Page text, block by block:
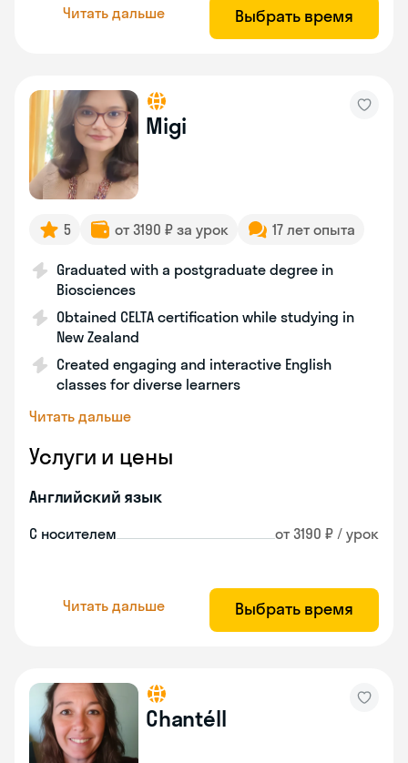
Читать дальше Выбрать время
Migi
5 от 3190 ₽ за урок 17 лет опыта
Graduated with a postgraduate degree in
Biosciences
Obtained CELTA certification while studying in
New Zealand
Created engaging and interactive English
classes for diverse learners
Читать дальше
Услуги и цены
Английский язык
С носителем от 3190 ₽ / урок
Читать дальше Выбрать время
Chantéll